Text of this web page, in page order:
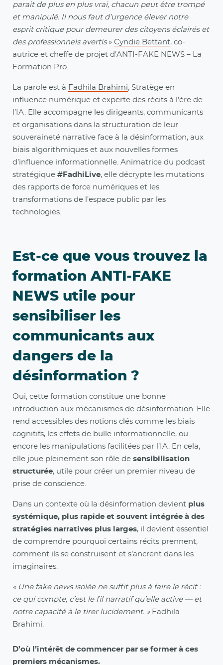
parait de plus en plus vrai, chacun peut être trompé
et manipulé. Il nous faut d’urgence élever notre
esprit critique pour demeurer des citoyens éclairés et
des professionnels avertis» Cyndie Bettant, co-
autrice et cheffe de projet d’ANTI-FAKE NEWS – La
Formation Pro.
La parole est à Fadhila Brahimi, Stratège en
influence numérique et experte des récits à l’ère de
l’IA. Elle accompagne les dirigeants, communicants
et organisations dans la structuration de leur
souveraineté narrative face à la désinformation, aux
biais algorithmiques et aux nouvelles formes
d’influence informationnelle. Animatrice du podcast
stratégique #FadhiLive, elle décrypte les mutations
des rapports de force numériques et les
transformations de l’espace public par les
technologies.
Est-ce que vous trouvez la
formation ANTI-FAKE
NEWS utile pour
sensibiliser les
communicants aux
dangers de la
désinformation ?
Oui, cette formation constitue une bonne
introduction aux mécanismes de désinformation. Elle
rend accessibles des notions clés comme les biais
cognitifs, les effets de bulle informationnelle, ou
encore les manipulations facilitées par l’IA. En cela,
elle joue pleinement son rôle de sensibilisation
structurée, utile pour créer un premier niveau de
prise de conscience.
Dans un contexte où la désinformation devient plus
systémique, plus rapide et souvent intégrée à des
stratégies narratives plus larges, il devient essentiel
de comprendre pourquoi certains récits prennent,
comment ils se construisent et s’ancrent dans les
imaginaires.
« Une fake news isolée ne suffit plus à faire le récit :
ce qui compte, c’est le fil narratif qu’elle active — et
notre capacité à le tirer lucidement. » Fadhila
Brahimi.
D’où l’intérêt de commencer par se former à ces
premiers mécanismes.